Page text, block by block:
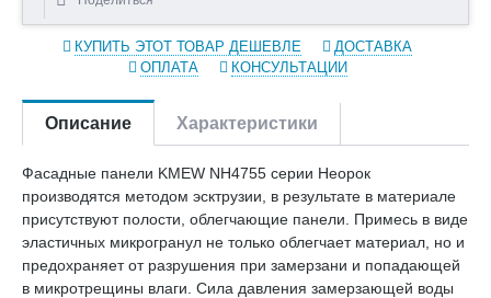
КУПИТЬ ЭТОТ ТОВАР ДЕШЕВЛЕ
ДОСТАВКА
ОПЛАТА
КОНСУЛЬТАЦИИ
Описание Характеристики
Фасадные панели KMEW NH4755 серии Неорок
производятся методом эсктрузии, в результате в материале
присутствуют полости, облегчающие панели. Примесь в виде
эластичных микрогранул не только облегчает материал, но и
предохраняет от разрушения при замерзани и попадающей
в микротрещины влаги. Сила давления замерзающей воды